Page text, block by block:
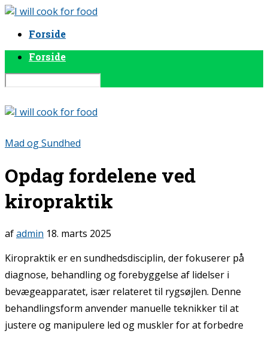
Forside
Forside
Mad og Sundhed
Opdag fordelene ved
kiropraktik
afadmin 18. marts 2025
Kiropraktik er en sundhedsdisciplin, der fokuserer på
diagnose, behandling og forebyggelse af lidelser i
bevægeapparatet, især relateret til rygsøjlen. Denne
behandlingsform anvender manuelle teknikker til at
justere og manipulere led og muskler for at forbedre